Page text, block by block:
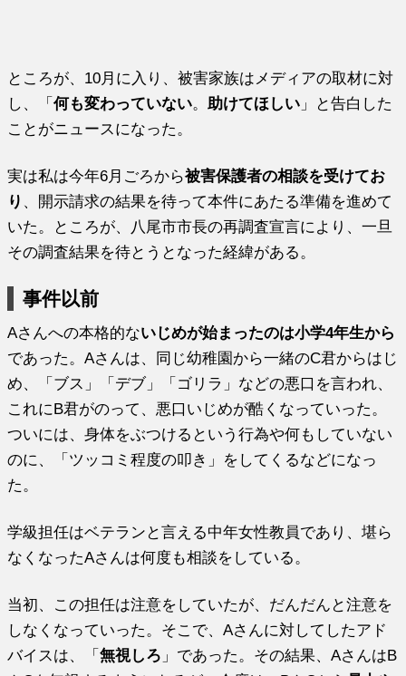
ところが、10月に入り、被害家族はメディアの取材に対
し、「何も変わっていない。助けてほしい 」と告白した
ことがニュースになった。
実は私は今年6月ごろから被害保護者の相談を受けてお
り 、開示請求の結果を待って本件にあたる準備を進めて
いた。ところが、八尾市市長の再調査宣言により、一旦
その調査結果を待とうとなった経緯がある。
事件以前
Aさんへの本格的ないじめが始まったのは小学4年生から
であった。Aさんは、同じ幼稚園から一緒のC君からはじ
め、「ブス」「デブ」「ゴリラ」などの悪口を言われ、
これにB君がのって、悪口いじめが酷くなっていった。
ついには、身体をぶつけるという行為や何もしていない
のに、「ツッコミ程度の叩き」をしてくるなどになっ
た。
学級担任はベテランと言える中年女性教員であり、堪ら
なくなったAさんは何度も相談をしている。
当初、この担任は注意をしていたが、だんだんと注意を
しなくなっていった。そこで、Aさんに対してしたアド
バイスは、「無視しろ 」であった。その結果、AさんはB